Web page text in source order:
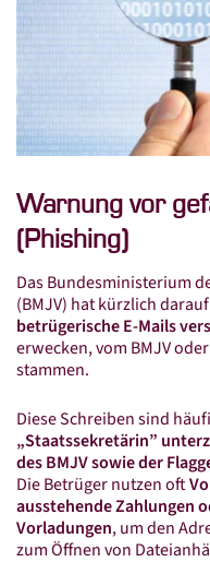
Standorte in
Leistungen
Finanz­buch­haltung
Lohn­buch­haltung
Jahres­abschluss
Steuer­erklärung
Steuer­berater­wechsel
Connex Digital
Connex Online-Portal
Online-Lohnscheine
Online-Kassenbuch
Warnung vor
(Phishing)
Das Bundesministerium
(BMJV) hat kürzlich
betrügerische E-Mails
erwecken, vom BMJV
stammen.
Diese Schreiben sind
„Staatssekretärin”
des BMJV sowie der
Die Betrüger nutzen oft
ausstehende Zahlungen
Vorladungen, um den
zum Öffnen von